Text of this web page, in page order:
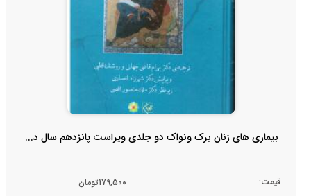
بیماری های زنان برک ونواک دو جلدی ویراست پانزدهم سال د...
قیمت: 179,500تومان